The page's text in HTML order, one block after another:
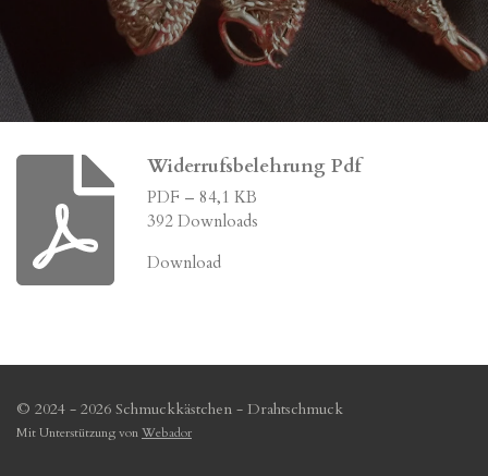
Widerrufsbelehrung Pdf
PDF – 84,1 KB
392 Downloads
Download
© 2024 - 2026 Schmuckkästchen - Drahtschmuck
Mit Unterstützung vonWebador